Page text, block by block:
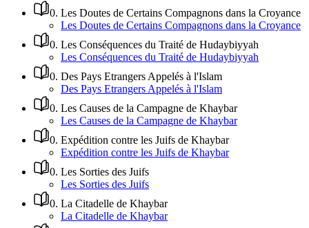
0. Les Doutes de Certains Compagnons dans la Croyance
Les Doutes de Certains Compagnons dans la Croyance
0. Les Conséquences du Traité de Hudaybiyyah
Les Conséquences du Traité de Hudaybiyyah
0. Des Pays Etrangers Appelés à l'Islam
Des Pays Etrangers Appelés à l'Islam
0. Les Causes de la Campagne de Khaybar
Les Causes de la Campagne de Khaybar
0. Expédition contre les Juifs de Khaybar
Expédition contre les Juifs de Khaybar
0. Les Sorties des Juifs
Les Sorties des Juifs
0. La Citadelle de Khaybar
La Citadelle de Khaybar